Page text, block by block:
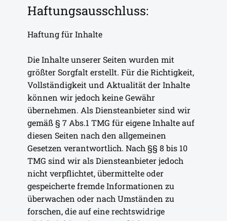
Haftungsausschluss:
Haftung für Inhalte
Die Inhalte unserer Seiten wurden mit
größter Sorgfalt erstellt. Für die Richtigkeit,
Vollständigkeit und Aktualität der Inhalte
können wir jedoch keine Gewähr
übernehmen. Als Diensteanbieter sind wir
gemäß § 7 Abs.1 TMG für eigene Inhalte auf
diesen Seiten nach den allgemeinen
Gesetzen verantwortlich. Nach §§ 8 bis 10
TMG sind wir als Diensteanbieter jedoch
nicht verpflichtet, übermittelte oder
gespeicherte fremde Informationen zu
überwachen oder nach Umständen zu
forschen, die auf eine rechtswidrige